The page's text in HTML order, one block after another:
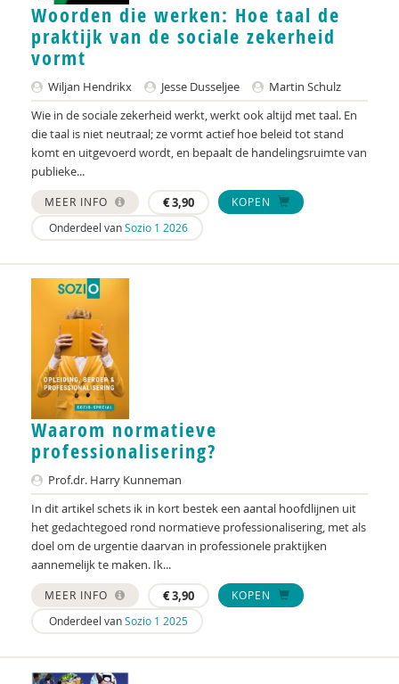
Woorden die werken: Hoe taal de
praktijk van de sociale zekerheid
vormt
Wiljan Hendrikx Jesse Dusseljee
Martin Schulz
Wie in de sociale zekerheid werkt, werkt ook altijd met taal. En
die taal is niet neutraal; ze vormt actief hoe beleid tot stand
komt en uitgevoerd wordt, en bepaalt de handelingsruimte van
publieke...
MEER INFO €3,90
KOPEN
Onderdeel vanSozio 1 2026
Waarom normatieve
professionalisering?
Prof.dr. Harry Kunneman
In dit artikel schets ik in kort bestek een aantal hoofdlijnen uit
het gedachtegoed rond normatieve professionalisering, met als
doel om de urgentie daarvan in professionele praktijken
aannemelijk te maken. Ik...
MEER INFO €3,90
KOPEN
Onderdeel vanSozio 1 2025